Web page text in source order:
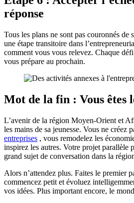
réponse
Tous les plans ne sont pas couronnés de
une étape transitoire dans
comment vous vous relevez. Chaque
vous prépare au prochain.
Mot de la fin : Vous êtes
L’avenir de la région Moyen-Orient et
les mains de sa jeunesse. Vous ne créez
entreprises , vous remodelez les
inspirez les autres. Votre projet parallèle
grand sujet de conversation dans la
Alors n’attendez plus. Faites le premier
commencez petit et évoluez
vos idées. Plus important encore, le